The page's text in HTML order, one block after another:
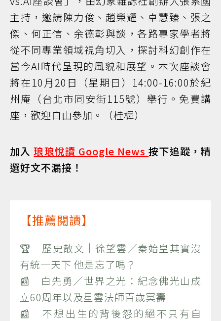
主持，邀請陳力俊、趙榮耀、卓慧臻、張之
傑、何正信、余德彰與談，各路專家學者將
從不同專業領域視角切入，探討科幻創作在
當今AI時代呈現的風貌和展望。本次座談會
將在10月20日（星期日）14:00-16:00於紀
州庵（台北市同安街115號）舉行。免費講
座，歡迎自由參加。（桂樨）
加入琅琅悅讀 Google News按下追蹤，精
選好文不漏接！
【推薦閱讀】
🏆 歷史散文｜徐望雲／秦始皇其實沒
有統一天下 他是忘了嗎？
📰 白先勇／世界之光：紀念佛光山成
立60周年以及星雲法師百歲冥壽
📰 不想出生的背後怨的絕不只有自